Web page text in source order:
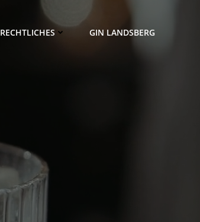
RECHTLICHES GIN LANDSBERG